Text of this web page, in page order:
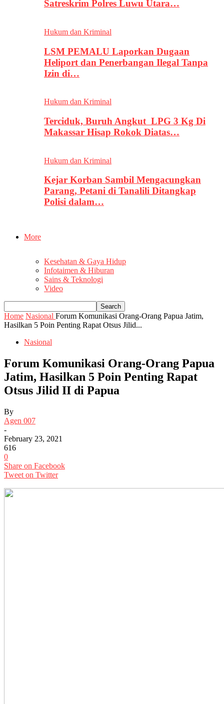
Satreskrim Polres Luwu Utara…
Hukum dan Kriminal
LSM PEMALU Laporkan Dugaan
Heliport dan Penerbangan Ilegal Tanpa
Izin di…
Hukum dan Kriminal
Terciduk, Buruh Angkut LPG 3 Kg Di
Makassar Hisap Rokok Diatas…
Hukum dan Kriminal
Kejar Korban Sambil Mengacungkan
Parang, Petani di Tanalili Ditangkap
Polisi dalam…
More
Kesehatan & Gaya Hidup
Infotaimen & Hiburan
Sains & Teknologi
Video
Home Nasional Forum Komunikasi Orang-Orang Papua Jatim,
Hasilkan 5 Poin Penting Rapat Otsus Jilid...
Nasional
Forum Komunikasi Orang-Orang Papua
Jatim, Hasilkan 5 Poin Penting Rapat
Otsus Jilid II di Papua
By
Agen 007
-
February 23, 2021
616
0
Share on Facebook
Tweet on Twitter